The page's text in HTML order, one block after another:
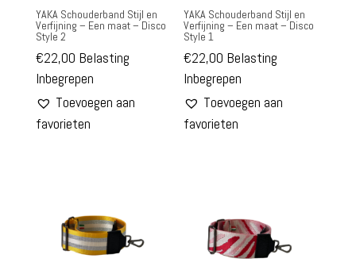
YAKA Schouderband Stijl en
Verfijning – Een maat – Disco
Style 2
€22,00 Belasting
Inbegrepen
Toevoegen aan
favorieten
YAKA Schouderband Stijl en
Verfijning – Een maat – Disco
Style 1
€22,00 Belasting
Inbegrepen
Toevoegen aan
favorieten